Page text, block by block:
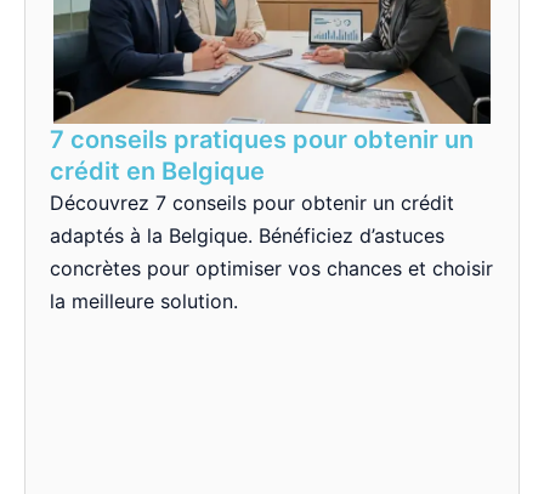
7 conseils pratiques pour obtenir un
crédit en Belgique
Découvrez 7 conseils pour obtenir un crédit
adaptés à la Belgique. Bénéficiez d’astuces
concrètes pour optimiser vos chances et choisir
la meilleure solution.